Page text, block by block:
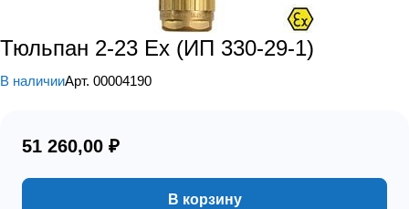
Тюльпан 2-23 Ex (ИП 330-29-1)
В наличииАрт. 00004190
51 260,00 ₽
В корзину